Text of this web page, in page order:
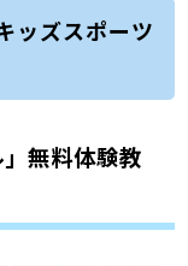
ッズスポーツ
無料体験教